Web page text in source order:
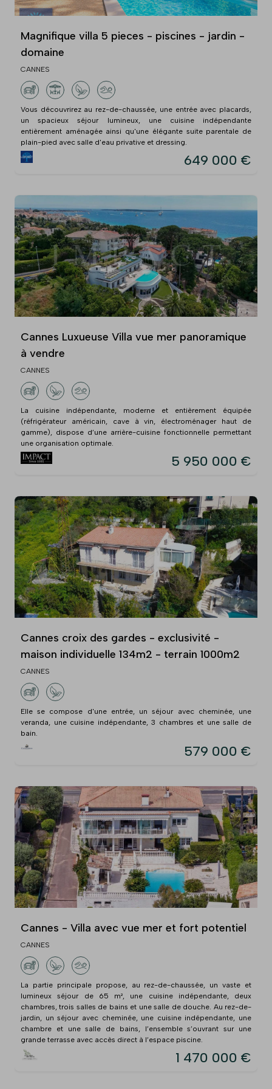
Magnifique villa 5 pieces - piscines - jardin -
domaine
CANNES
Vous découvrirez au rez-de-chaussée, une entrée avec placards,
un spacieux séjour lumineux, une cuisine indépendante
entièrement aménagée ainsi qu'une élégante suite parentale de
plain-pied avec salle d'eau privative et dressing.
649 000 €
Cannes Luxueuse Villa vue mer panoramique
à vendre
CANNES
La cuisine indépendante, moderne et entièrement équipée
(réfrigérateur américain, cave à vin, électroménager haut de
gamme), dispose d’une arrière-cuisine fonctionnelle permettant
une organisation optimale.
5 950 000 €
Cannes croix des gardes - exclusivité -
maison individuelle 134m2 - terrain 1000m2
CANNES
Elle se compose d'une entrée, un séjour avec cheminée, une
veranda, une cuisine indépendante, 3 chambres et une salle de
bain.
579 000 €
Cannes - Villa avec vue mer et fort potentiel
CANNES
La partie principale propose, au rez-de-chaussée, un vaste et
lumineux séjour de 65 m², une cuisine indépendante, deux
chambres, trois salles de bains et une salle de douche. Au rez-de-
jardin, un séjour avec cheminée, une cuisine indépendante, une
chambre et une salle de bains, l’ensemble s’ouvrant sur une
grande terrasse avec accès direct à l’espace piscine.
1 470 000 €